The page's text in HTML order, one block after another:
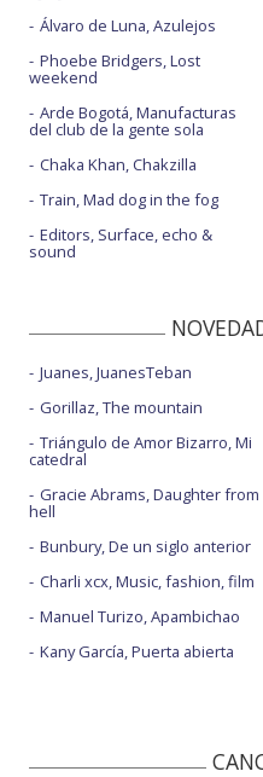
Álvaro de Luna, Azulejos
Phoebe Bridgers, Lost
weekend
Arde Bogotá, Manufacturas
del club de la gente sola
Chaka Khan, Chakzilla
Train, Mad dog in the fog
Editors, Surface, echo &
sound
Juanes, JuanesTeban
Gorillaz, The mountain
Triángulo de Amor Bizarro, Mi
catedral
Gracie Abrams, Daughter from
hell
Bunbury, De un siglo anterior
Charli xcx, Music, fashion, film
Manuel Turizo, Apambichao
Kany García, Puerta abierta